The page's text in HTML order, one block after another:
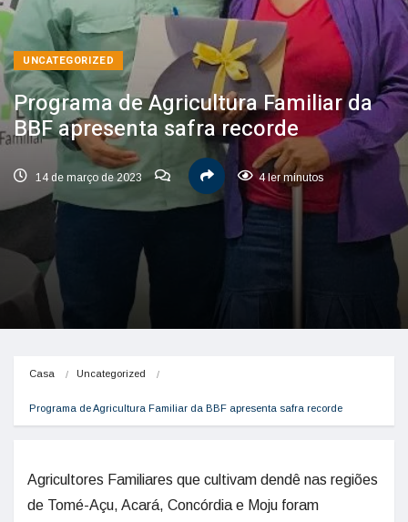
UNCATEGORIZED
Programa de Agricultura Familiar da
BBF apresenta safra recorde
14 de março de 2023 4 ler minutos
Casa Uncategorized
Programa de Agricultura Familiar da BBF apresenta safra recorde
Agricultores Familiares que cultivam dendê nas regiões
de Tomé-Açu, Acará, Concórdia e Moju foram